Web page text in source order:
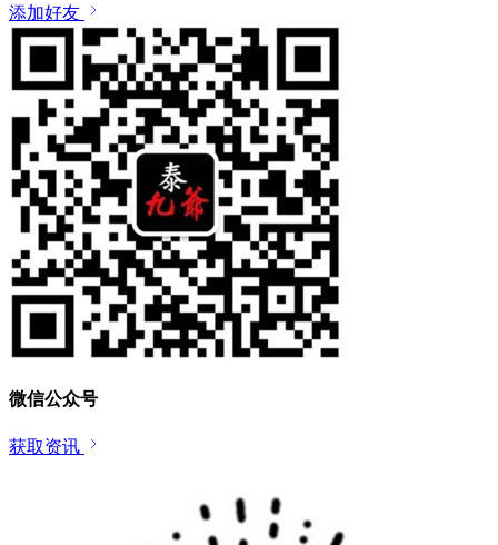
添加好友
微信公众号
获取资讯